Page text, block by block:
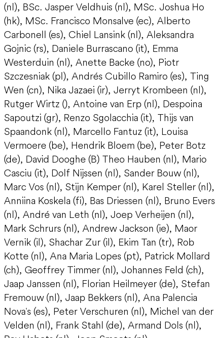
(nl), BSc. Jasper Veldhuis (nl), MSc. Joshua Ho
(hk), MSc. Francisco Monsalve (ec), Alberto
Carbonell (es), Chiel Lansink (nl), Aleksandra
Gojnic (rs), Daniele Burrascano (it), Emma
Westerduin (nl), Anette Backe (no), Piotr
Szczesniak (pl), Andrés Cubillo Ramiro (es), Ting
Wen (cn), Nika Jazaei (ir), Jerryt Krombeen (nl),
Rutger Wirtz (), Antoine van Erp (nl), Despoina
Sapoutzi (gr), Renzo Sgolacchia (it), Thijs van
Spaandonk (nl), Marcello Fantuz (it), Louisa
Vermoere (be), Hendrik Bloem (be), Peter Botz
(de), David Dooghe (B) Theo Hauben (nl), Mario
Casciu (it), Dolf Nijssen (nl), Sander Bouw (nl),
Marc Vos (nl), Stijn Kemper (nl), Karel Steller (nl),
Anniina Koskela (fi), Bas Driessen (nl), Bruno Evers
(nl), André van Leth (nl), Joep Verheijen (nl),
Mark Schrurs (nl), Andrew Jackson (ie), Maor
Vernik (il), Shachar Zur (il), Ekim Tan (tr), Rob
Kotte (nl), Ana Maria Lopes (pt), Patrick Mollard
(ch), Geoffrey Timmer (nl), Johannes Feld (ch),
Jaap Janssen (nl), Florian Heilmeyer (de), Stefan
Fremouw (nl), Jaap Bekkers (nl), Ana Palencia
Nova's (es), Peter Verschuren (nl), Michel van der
Velden (nl), Frank Stahl (de), Armand Dols (nl),